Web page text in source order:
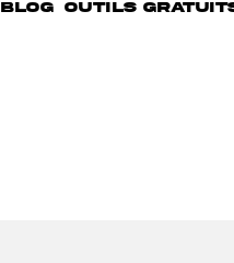
BLOG OUTILS